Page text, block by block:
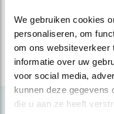
We gebruiken cookies
personaliseren, om
om ons websiteverkeer
informatie over uw
voor social media,
kunnen deze gegevens
die u aan ze heeft
Landbouwbeleid
lees meer